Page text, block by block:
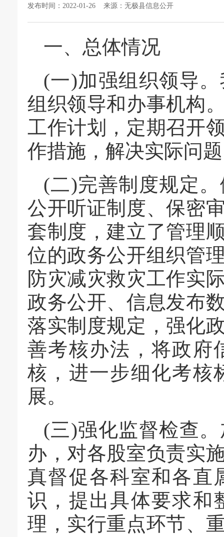
发布时间：2022-01-26 来源：无极县信息公开
一、总体情况
(一)加强组织领导
组织领导和办事机构
工作计划，定期召开
作措施，解决实际问
(二)完善制度规定
公开听证制度、保密
套制度，建立了管理
位的政务公开组织管
防灾减灾救灾工作实
政务公开、信息发布
落实制度规定，强化
善考核办法，将政府
核，进一步细化考核
展。
(三)强化监督检查
办，对各股室负责实
真督促各科室和各直
识，提出具体要求和
理，实行重点环节、